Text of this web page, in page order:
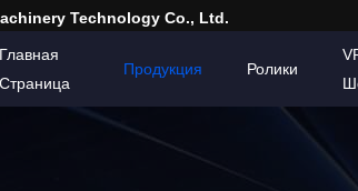
Technology Co., Ltd.
Главная
Страница
Продукция Ролики